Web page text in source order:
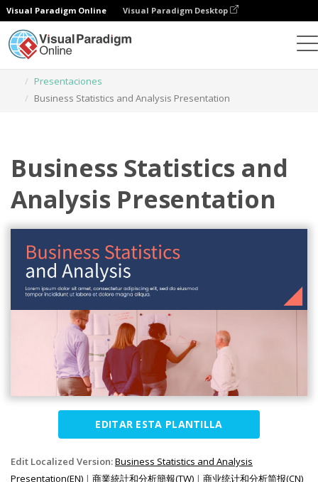
Visual Paradigm Online Visual Paradigm Desktop
Presentaciones
Business Statistics and Analysis Presentation
Business Statistics and
Analysis Presentation
EDITAR ESTA PLANTILLA
Edit Localized Version:Business Statistics and Analysis
Presentation(EN) | 商業統計和分析簡報(TW) | 商业统计和分析简报(CN)